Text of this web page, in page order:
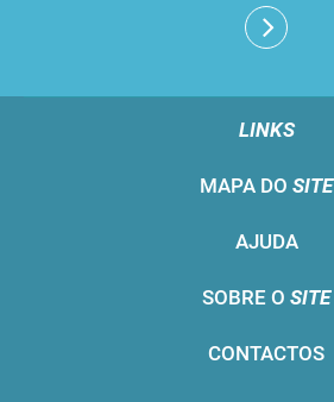
LINKS
MAPA DO SITE
AJUDA
SOBRE O SITE
CONTACTOS